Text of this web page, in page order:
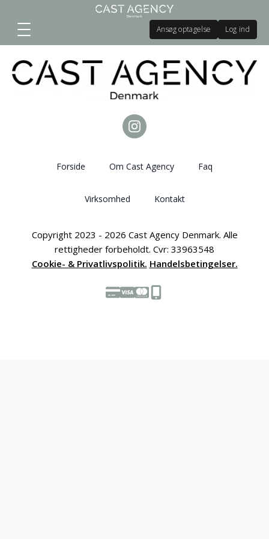
Ansøg optagelse Log ind
Forside Om Cast Agency Faq
Virksomhed Kontakt
Copyright 2023 - 2026 Cast Agency Denmark. Alle
rettigheder forbeholdt. Cvr: 33963548
Cookie- & Privatlivspolitik. Handelsbetingelser.